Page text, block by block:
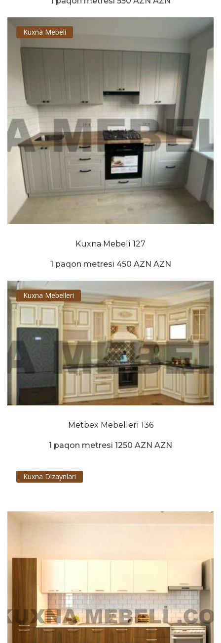
Kuxna Mebeli
Kuxna Mebeli 127
1 paqon metresi 450 AZN AZN
Kuxna Mebelleri
Metbex Mebelleri 136
1 paqon metresi 1250 AZN AZN
Kuxna Dizaynlari